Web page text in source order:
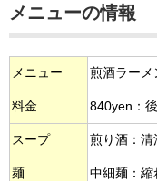
メニューの情報
メニュー 煎酒ラーメ
料金 840yen：
スープ 煎り酒：清
麺 中細麺：縮